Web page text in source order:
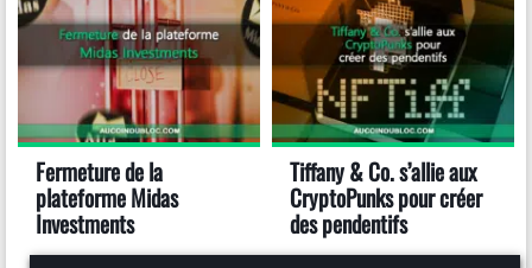
Fermeture de la
plateforme Midas
Investments
Tiffany & Co. s’allie aux
CryptoPunks pour créer
des pendentifs